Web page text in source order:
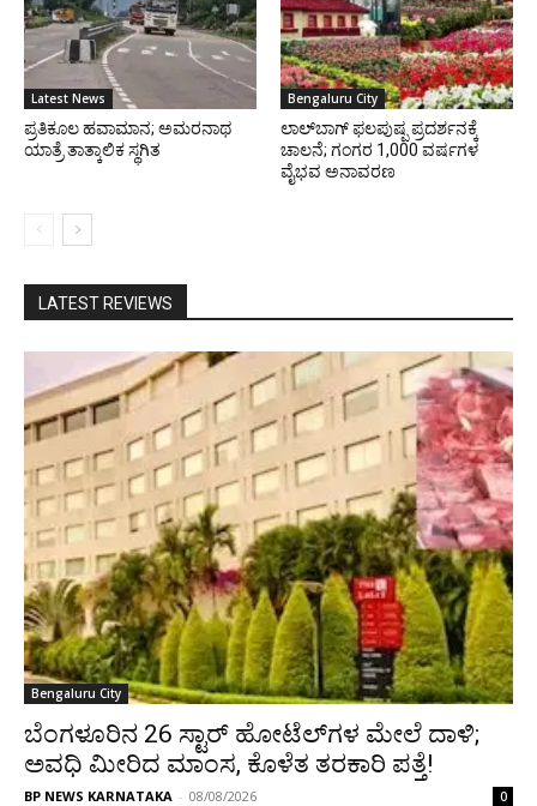
Latest News
ಪ್ರತಿಕೂಲ ಹವಾಮಾನ; ಅಮರನಾಥ
ಯಾತ್ರೆ ತಾತ್ಕಾಲಿಕ ಸ್ಥಗಿತ
Bengaluru City
ಲಾಲ್‌ಬಾಗ್ ಫಲಪುಷ್ಪ ಪ್ರದರ್ಶನಕ್ಕೆ
ಚಾಲನೆ; ಗಂಗರ 1,000 ವರ್ಷಗಳ
ವೈಭವ ಅನಾವರಣ
LATEST REVIEWS
Bengaluru City
ಬೆಂಗಳೂರಿನ 26 ಸ್ಟಾರ್‌ ಹೋಟೆಲ್‌ಗಳ ಮೇಲೆ ದಾಳಿ;
ಅವಧಿ ಮೀರಿದ ಮಾಂಸ, ಕೊಳೆತ ತರಕಾರಿ ಪತ್ತೆ!
BP NEWS KARNATAKA - 08/08/2026 0